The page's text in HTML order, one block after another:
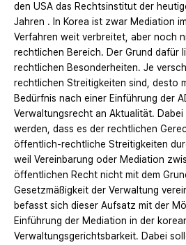
den USA das Rechtsinstitut der
Jahren . In Korea ist zwar Mediation
Verfahren weit verbreitet, aber noch
rechtlichen Bereich. Der Grund dafür
rechtlichen Besonderheiten. Je
rechtlichen Streitigkeiten sind, desto
Bedürfnis nach einer Einführung der
Verwaltungsrecht an Aktualität.
werden, dass es der rechtlichen
öffentlich‐rechtliche Streitigkeiten
weil Vereinbarung oder Mediation
öffentlichen Recht nicht mit dem
Gesetzmäßigkeit der Verwaltung
befasst sich dieser Aufsatz mit der
Einführung der Mediation in der
Verwaltungsgerichtsbarkeit. Dabei